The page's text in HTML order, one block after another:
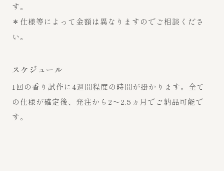
す。
＊仕様等によって金額は異なりますのでご相談くださ
い。
スケジュール
1回の香り試作に4週間程度の時間が掛かります。全て
の仕様が確定後、発注から2～2.5ヵ月でご納品可能で
す。